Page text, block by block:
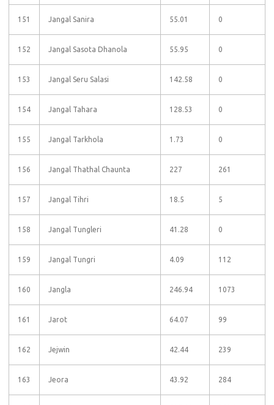
151 Jangal Sanira 55.01 0
152 Jangal Sasota Dhanola 55.95 0
153 Jangal Seru Salasi 142.58 0
154 Jangal Tahara 128.53 0
155 Jangal Tarkhola 1.73 0
156 Jangal Thathal Chaunta 227 261
157 Jangal Tihri 18.5 5
158 Jangal Tungleri 41.28 0
159 Jangal Tungri 4.09 112
160 Jangla 246.94 1073
161 Jarot 64.07 99
162 Jejwin 42.44 239
163 Jeora 43.92 284